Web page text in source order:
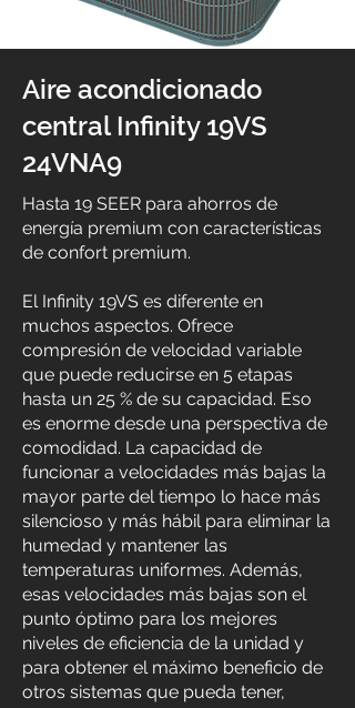
Aire acondicionado
central Infinity 19VS
24VNA9
Hasta 19 SEER para ahorros de
energía premium con características
de confort premium.
El Infinity 19VS es diferente en
muchos aspectos. Ofrece
compresión de velocidad variable
que puede reducirse en 5 etapas
hasta un 25 % de su capacidad. Eso
es enorme desde una perspectiva de
comodidad. La capacidad de
funcionar a velocidades más bajas la
mayor parte del tiempo lo hace más
silencioso y más hábil para eliminar la
humedad y mantener las
temperaturas uniformes. Además,
esas velocidades más bajas son el
punto óptimo para los mejores
niveles de eficiencia de la unidad y
para obtener el máximo beneficio de
otros sistemas que pueda tener,